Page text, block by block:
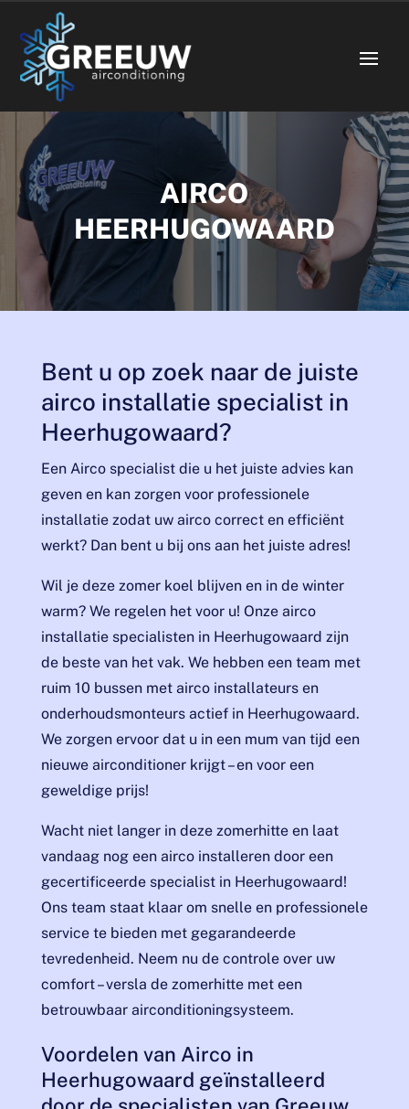
AIRCO
HEERHUGOWAARD
Bent u op zoek naar de juiste
airco installatie specialist in
Heerhugowaard?
Een Airco specialist die u het juiste advies kan
geven en kan zorgen voor professionele
installatie zodat uw airco correct en efficiënt
werkt? Dan bent u bij ons aan het juiste adres!
Wil je deze zomer koel blijven en in de winter
warm? We regelen het voor u! Onze airco
installatie specialisten in Heerhugowaard zijn
de beste van het vak. We hebben een team met
ruim 10 bussen met airco installateurs en
onderhoudsmonteurs actief in Heerhugowaard.
We zorgen ervoor dat u in een mum van tijd een
nieuwe airconditioner krijgt – en voor een
geweldige prijs!
Wacht niet langer in deze zomerhitte en laat
vandaag nog een airco installeren door een
gecertificeerde specialist in Heerhugowaard!
Ons team staat klaar om snelle en professionele
service te bieden met gegarandeerde
tevredenheid. Neem nu de controle over uw
comfort – versla de zomerhitte met een
betrouwbaar airconditioningsysteem.
Voordelen van Airco in
Heerhugowaard geïnstalleerd